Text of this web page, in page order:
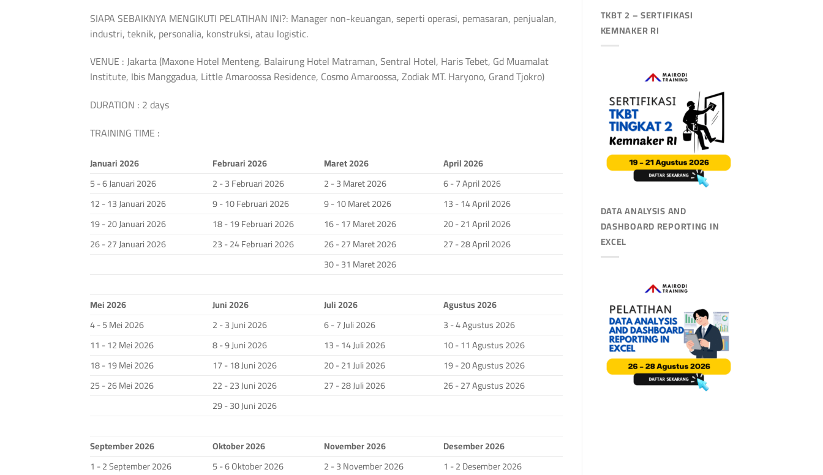
SIAPA SEBAIKNYA MENGIKUTI PELATIHAN INI?: Manager non-keuangan, seperti operasi, pemasaran, penjualan,
industri, teknik, personalia, konstruksi, atau logistic.
VENUE : Jakarta (Maxone Hotel Menteng, Balairung Hotel Matraman, Sentral Hotel, Haris Tebet, Gd Muamalat
Institute, Ibis Manggadua, Little Amaroossa Residence, Cosmo Amaroossa, Zodiak MT. Haryono, Grand Tjokro)
DURATION : 2 days
TRAINING TIME :
Januari 2026 Februari 2026 Maret 2026
April 2026
5 - 6 Januari 2026
2 - 3 Februari 2026 2 - 3 Maret 2026
6 - 7 April 2026
12 - 13 Januari 2026
9 - 10 Februari 2026 9 - 10 Maret 2026
13 - 14 April 2026
19 - 20 Januari 2026
18 - 19 Februari 2026 16 - 17 Maret 2026
20 - 21 April 2026
26 - 27 Januari 2026
23 - 24 Februari 2026 26 - 27 Maret 2026
27 - 28 April 2026
30 - 31 Maret 2026
Mei 2026 Juni 2026 Juli 2026
Agustus 2026
4 - 5 Mei 2026
2 - 3 Juni 2026 6 - 7 Juli 2026
3 - 4 Agustus 2026
11 - 12 Mei 2026
8 - 9 Juni 2026 13 - 14 Juli 2026
10 - 11 Agustus 2026
18 - 19 Mei 2026
17 - 18 Juni 2026 20 - 21 Juli 2026
19 - 20 Agustus 2026
25 - 26 Mei 2026
22 - 23 Juni 2026 27 - 28 Juli 2026
26 - 27 Agustus 2026
29 - 30 Juni 2026
September 2026 Oktober 2026 November 2026
Desember 2026
1 - 2 September 2026
5 - 6 Oktober 2026 2 - 3 November 2026
1 - 2 Desember 2026
TKBT 2 – SERTIFIKASI
KEMNAKER RI
DATA ANALYSIS AND
DASHBOARD REPORTING IN
EXCEL